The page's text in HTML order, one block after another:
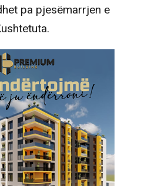
pa pjesëmarrjen e